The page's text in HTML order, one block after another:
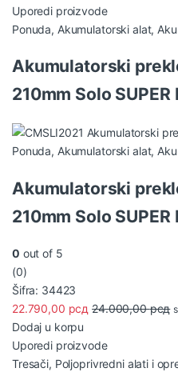
Uporedi proizvode
Ponuda, Akumulatorski alat,
Akumulatorski
210mm Solo SUPER
Ponuda, Akumulatorski alat,
Akumulatorski
210mm Solo SUPER
0 out of 5
(0)
Šifra: 34423
22.790,00 рсд 24.000,00рсд
Dodaj u korpu
Uporedi proizvode
Tresači, Poljoprivredni alati i